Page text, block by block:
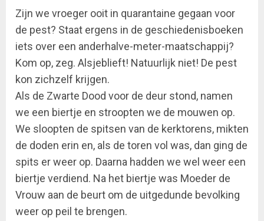
Zijn we vroeger ooit in quarantaine gegaan voor
de pest? Staat ergens in de geschiedenisboeken
iets over een anderhalve-meter-maatschappij?
Kom op, zeg. Alsjeblieft! Natuurlijk niet! De pest
kon zichzelf krijgen.
Als de Zwarte Dood voor de deur stond, namen
we een biertje en stroopten we de mouwen op.
We sloopten de spitsen van de kerktorens, mikten
de doden erin en, als de toren vol was, dan ging de
spits er weer op. Daarna hadden we wel weer een
biertje verdiend. Na het biertje was Moeder de
Vrouw aan de beurt om de uitgedunde bevolking
weer op peil te brengen.